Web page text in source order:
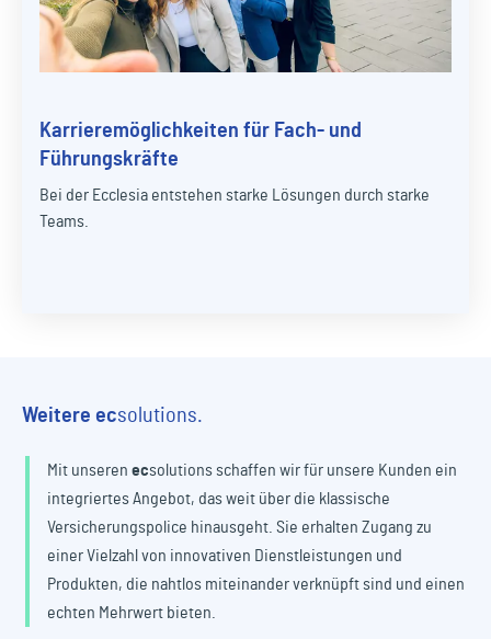
Karrieremöglichkeiten für Fach- und
Führungskräfte
Bei der Ecclesia entstehen starke Lösungen durch starke
Teams.
Weitere ecsolutions.
Mit unseren ecsolutionsschaffen wir für unsere Kunden ein
integriertes Angebot, das weit über die klassische
Versicherungspolice hinausgeht. Sie erhalten Zugang zu
einer Vielzahl von innovativen Dienstleistungen und
Produkten, die nahtlos miteinander verknüpft sind und einen
echten Mehrwert bieten.